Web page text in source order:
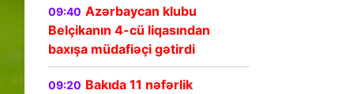
09:40 Azərbaycan klubu
Belçikanın 4-cü liqasından
baxışa müdafiəçi gətirdi
09:20 Bakıda 11 nəfərlik